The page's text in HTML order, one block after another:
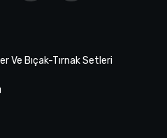
Ve Bıçak-Tırnak Setleri